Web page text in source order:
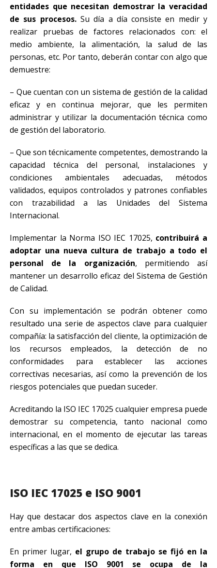
entidades que necesitan demostrar la veracidad
de sus procesos.Su día a día consiste en medir y
realizar pruebas de factores relacionados con: el
medio ambiente, la alimentación, la salud de las
personas, etc. Por tanto, deberán contar con algo que
demuestre:
– Que cuentan con un sistema de gestión de la calidad
eficaz y en continua mejorar, que les permiten
administrar y utilizar la documentación técnica como
de gestión del laboratorio.
– Que son técnicamente competentes, demostrando la
capacidad técnica del personal, instalaciones y
condiciones ambientales adecuadas, métodos
validados, equipos controlados y patrones confiables
con trazabilidad a las Unidades del Sistema
Internacional.
Implementar la Norma ISO IEC 17025, contribuirá a
adoptar una nueva cultura de trabajo a todo el
personal de la organización, permitiendo así
mantener un desarrollo eficaz del Sistema de Gestión
de Calidad.
Con su implementación se podrán obtener como
resultado una serie de aspectos clave para cualquier
compañía: la satisfacción del cliente, la optimización de
los recursos empleados, la detección de no
conformidades para establecer las acciones
correctivas necesarias, así como la prevención de los
riesgos potenciales que puedan suceder.
Acreditando la ISO IEC 17025 cualquier empresa puede
demostrar su competencia, tanto nacional como
internacional, en el momento de ejecutar las tareas
específicas a las que se dedica.
ISO IEC 17025 e ISO 9001
Hay que destacar dos aspectos clave en la conexión
entre ambas certificaciones:
En primer lugar, el grupo de trabajo se fijó en la
forma en que ISO 9001 se ocupa de la